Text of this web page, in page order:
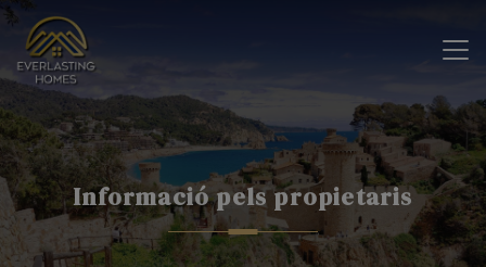
Informació pels propietaris